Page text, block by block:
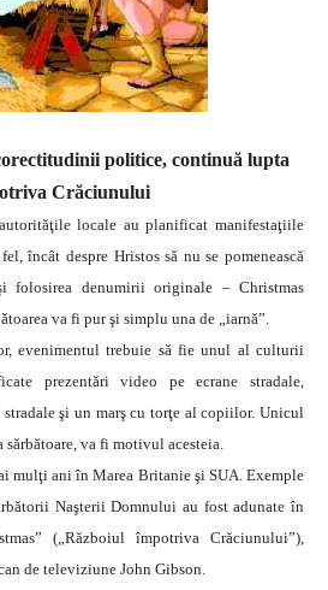
politice, continuă lupta
Crăciunului
locale au planificat manifestaţiile
încât despre Hristos să nu se pomenească
denumirii originale – Christmas
va fi pur şi simplu una de „iarnă”.
evenimentul trebuie să fie unul al culturii
prezentări video pe ecrane stradale,
şi un marş cu torţe al copiilor. Unicul
va fi motivul acesteia.
mulţi ani în Marea Britanie şi SUA. Exemple
Naşterii Domnului au fost adunate în
(„Războiul împotriva Crăciunului”),
de televiziune John Gibson.